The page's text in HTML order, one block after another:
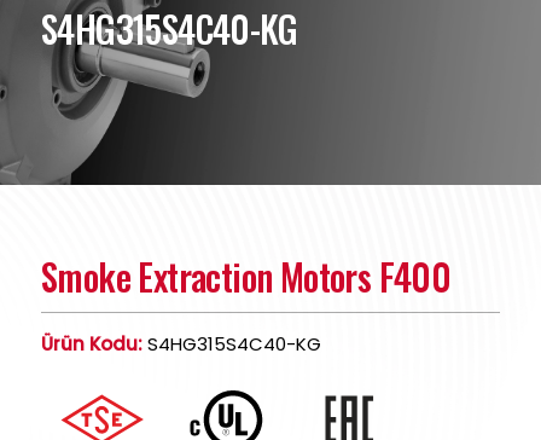
S4HG315S4C40-KG
Smoke Extraction Motors F400
Ürün Kodu:S4HG315S4C40-KG